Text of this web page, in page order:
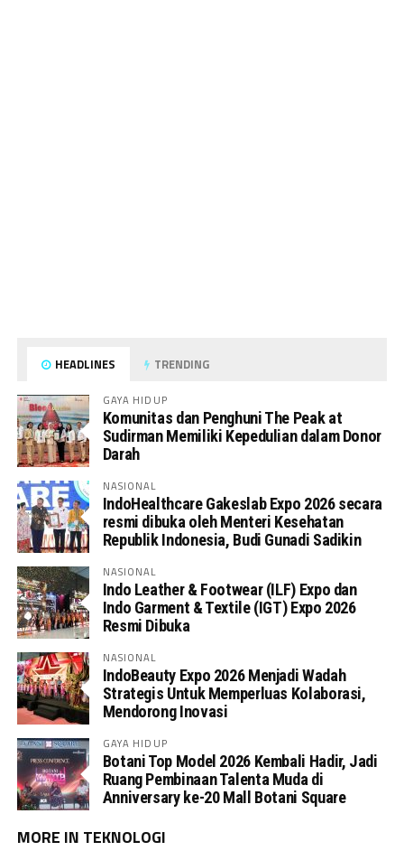
HEADLINES TRENDING
GAYA HIDUP
Komunitas dan Penghuni The Peak at
Sudirman Memiliki Kepedulian dalam Donor
Darah
NASIONAL
IndoHealthcare Gakeslab Expo 2026 secara
resmi dibuka oleh Menteri Kesehatan
Republik Indonesia, Budi Gunadi Sadikin
NASIONAL
Indo Leather & Footwear (ILF) Expo dan
Indo Garment & Textile (IGT) Expo 2026
Resmi Dibuka
NASIONAL
IndoBeauty Expo 2026 Menjadi Wadah
Strategis Untuk Memperluas Kolaborasi,
Mendorong Inovasi
GAYA HIDUP
Botani Top Model 2026 Kembali Hadir, Jadi
Ruang Pembinaan Talenta Muda di
Anniversary ke-20 Mall Botani Square
MORE IN TEKNOLOGI